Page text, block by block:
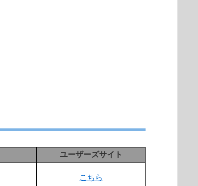
ユーザーズサイト
こちら